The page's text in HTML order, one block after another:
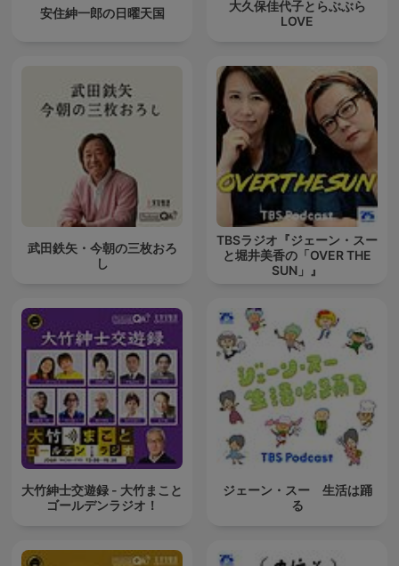
安住紳一郎の日曜天国
大久保佳代子とらぶぶら
LOVE
武田鉄矢・今朝の三枚おろ
し
TBSラジオ『ジェーン・スー
と堀井美香の「OVER THE
SUN」』
大竹紳士交遊録 - 大竹まこと
ゴールデンラジオ！
ジェーン・スー 生活は踊
る